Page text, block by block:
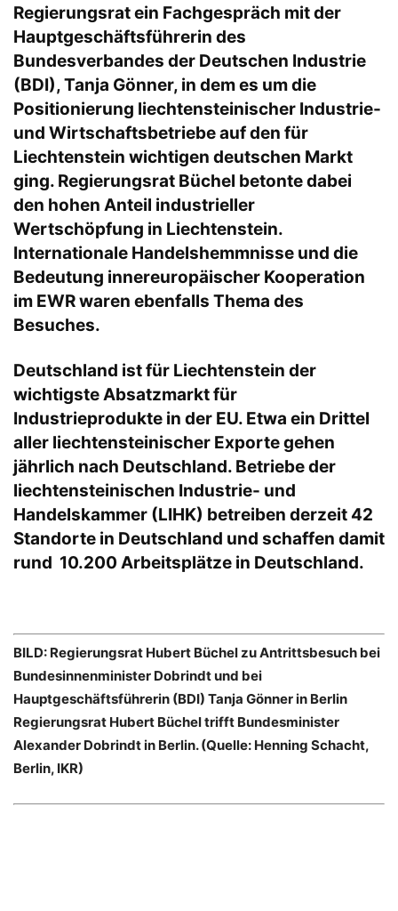
Regierungsrat ein Fachgespräch mit der
Hauptgeschäftsführerin des
Bundesverbandes der Deutschen Industrie
(BDI), Tanja Gönner, in dem es um die
Positionierung liechtensteinischer Industrie-
und Wirtschaftsbetriebe auf den für
Liechtenstein wichtigen deutschen Markt
ging. Regierungsrat Büchel betonte dabei
den hohen Anteil industrieller
Wertschöpfung in Liechtenstein.
Internationale Handelshemmnisse und die
Bedeutung innereuropäischer Kooperation
im EWR waren ebenfalls Thema des
Besuches.
Deutschland ist für Liechtenstein der
wichtigste Absatzmarkt für
Industrieprodukte in der EU. Etwa ein Drittel
aller liechtensteinischer Exporte gehen
jährlich nach Deutschland. Betriebe der
liechtensteinischen Industrie- und
Handelskammer (LIHK) betreiben derzeit 42
Standorte in Deutschland und schaffen damit
rund 10.200 Arbeitsplätze in Deutschland.
BILD: Regierungsrat Hubert Büchel zu Antrittsbesuch bei
Bundesinnenminister Dobrindt und bei
Hauptgeschäftsführerin (BDI) Tanja Gönner in Berlin
Regierungsrat Hubert Büchel trifft Bundesminister
Alexander Dobrindt in Berlin. (Quelle: Henning Schacht,
Berlin, IKR)